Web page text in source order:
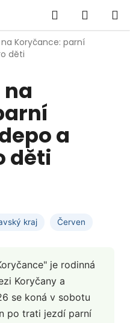
Hledat
KOŠÍK
Koryčance: parní
děti
a
děti
kraj Červen
je rodinná
Koryčany a
se koná v sobotu
po trati jezdí parní